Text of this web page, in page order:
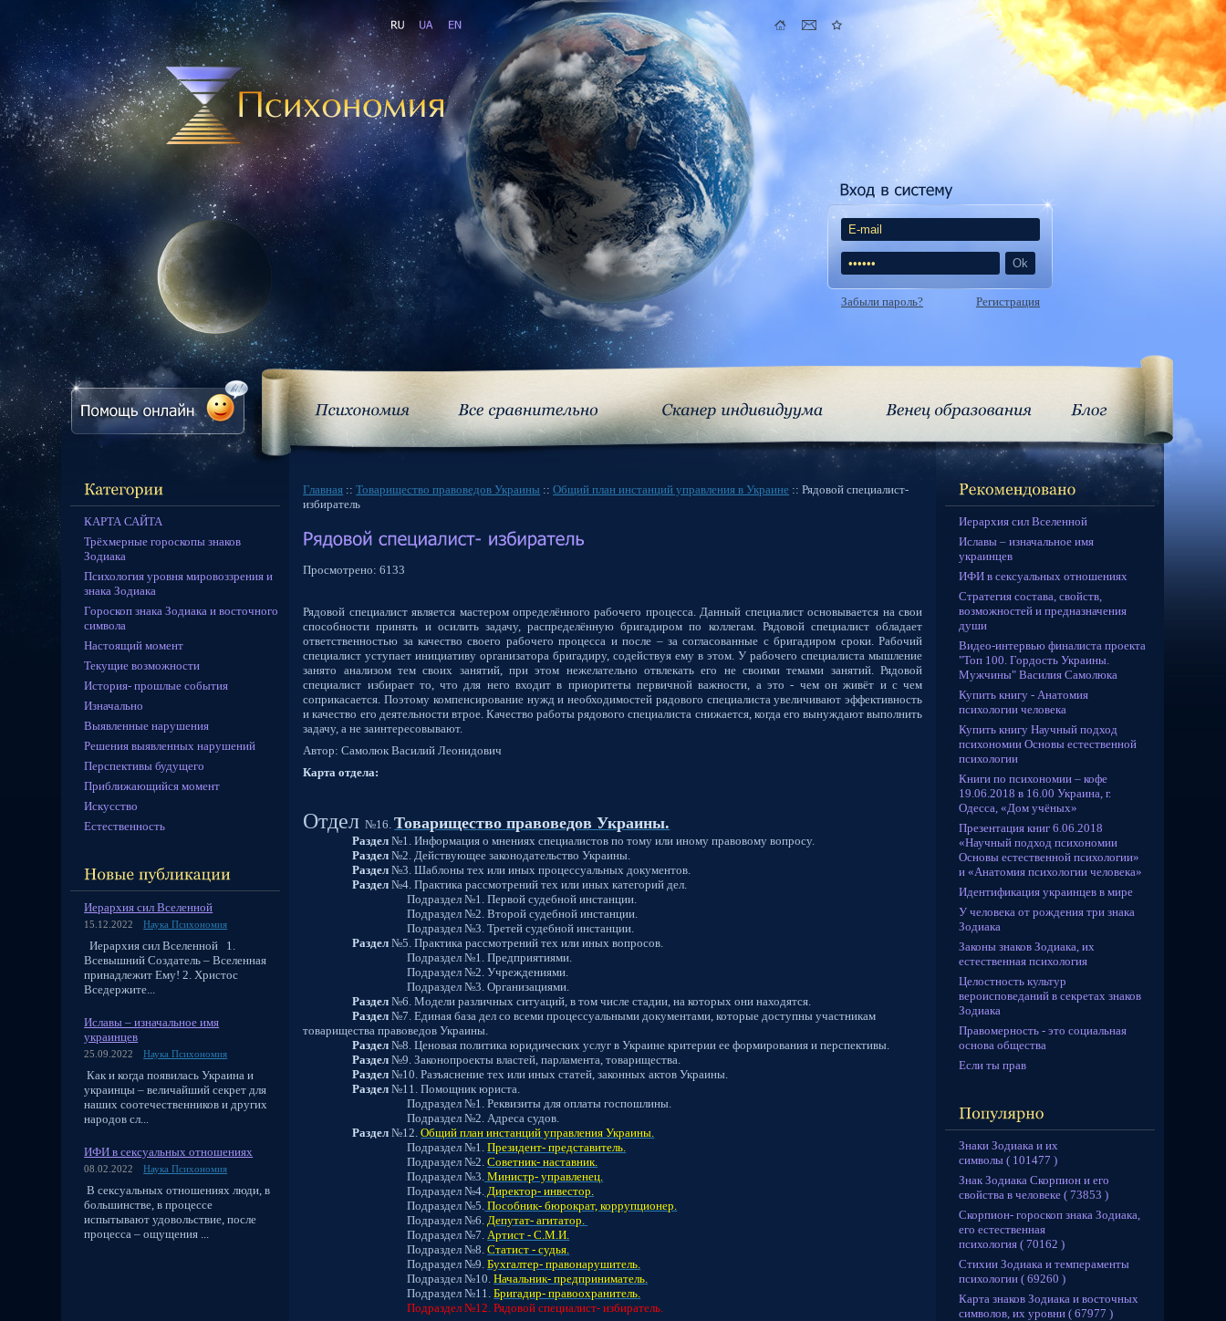
Забыли пароль? Регистрация
КАРТА САЙТА
Трёхмерные гороскопы знаков
Зодиака
Психология уровня мировоззрения и
знака Зодиака
Гороскоп знака Зодиака и восточного
символа
Настоящий момент
Текущие возможности
История- прошлые события
Изначально
Выявленные нарушения
Решения выявленных нарушений
Перспективы будущего
Приближающийся момент
Искусство
Естественность
Иерархия сил Вселенной
15.12.2022 Наука Психономия
Иерархия сил Вселенной 1.
Всевышний Создатель – Вселенная
принадлежит Ему! 2. Христос
Вседержите...
Иславы – изначальное имя
украинцев
25.09.2022 Наука Психономия
Как и когда появилась Украина и
украинцы – величайший секрет для
наших соотечественников и других
народов сл...
ИФИ в сексуальных отношениях
08.02.2022 Наука Психономия
В сексуальных отношениях люди, в
большинстве, в процессе
испытывают удовольствие, после
процесса – ощущения ...
Главная ::Товарищество правоведов Украины ::Общий план инстанций управления в Украине :: Рядовой специалист-
избиратель
Просмотрено:6133
Рядовой специалист является мастером определённого рабочего процесса. Данный специалист основывается на свои
способности принять и осилить задачу, распределённую бригадиром по коллегам. Рядовой специалист обладает
ответственностью за качество своего рабочего процесса и после – за согласованные с бригадиром сроки. Рабочий
специалист уступает инициативу организатора бригадиру, содействуя ему в этом. У рабочего специалиста мышление
занято анализом тем своих занятий, при этом нежелательно отвлекать его не своими темами занятий. Рядовой
специалист избирает то, что для него входит в приоритеты первичной важности, а это - чем он живёт и с чем
соприкасается. Поэтому компенсирование нужд и необходимостей рядового специалиста увеличивают эффективность
и качество его деятельности втрое. Качество работы рядового специалиста снижается, когда его вынуждают выполнить
задачу, а не заинтересовывают.
Автор: Самолюк Василий Леонидович
Карта отдела:
Отдел №16.Товарищество правоведов Украины.
Раздел №1. Информация о мнениях специалистов по тому или иному правовому вопросу.
Раздел №2. Действующее законодательство Украины.
Раздел №3. Шаблоны тех или иных процессуальных документов.
Раздел №4. Практика рассмотрений тех или иных категорий дел.
Подраздел №1. Первой судебной инстанции.
Подраздел №2. Второй судебной инстанции.
Подраздел №3. Третей судебной инстанции.
Раздел №5. Практика рассмотрений тех или иных вопросов.
Подраздел №1. Предприятиями.
Подраздел №2. Учреждениями.
Подраздел №3. Организациями.
Раздел №6. Модели различных ситуаций, в том числе стадии, на которых они находятся.
Раздел №7. Единая база дел со всеми процессуальными документами, которые доступны участникам
товарищества правоведов Украины.
Раздел №8. Ценовая политика юридических услуг в Украине критерии ее формирования и перспективы.
Раздел №9. Законопроекты властей, парламента, товарищества.
Раздел №10. Разъяснение тех или иных статей, законных актов Украины.
Раздел №11. Помощник юриста.
Подраздел №1. Реквизиты для оплаты госпошлины.
Подраздел №2. Адреса судов.
Раздел №12.Общий план инстанций управления Украины.
Подраздел №1.Президент- представитель.
Подраздел №2.Советник- наставник.
Подраздел №3. Министр- управленец.
Подраздел №4. Директор- инвестор.
Подраздел №5. Пособник- бюрократ, коррупционер.
Подраздел №6.Депутат- агитатор.
Подраздел №7.Артист - С.М.И.
Подраздел №8.Статист - судья.
Подраздел №9.Бухгалтер- правонарушитель.
Подраздел №10.Начальник- предприниматель.
Подраздел №11.Бригадир- правоохранитель.
Подраздел №12. Рядовой специалист- избиратель.
Иерархия сил Вселенной
Иславы – изначальное имя
украинцев
ИФИ в сексуальных отношениях
Стратегия состава, свойств,
возможностей и предназначения
души
Видео-интервью финалиста проекта
"Топ 100. Гордость Украины.
Мужчины" Василия Самолюка
Купить книгу - Анатомия
психологии человека
Купить книгу Научный подход
психономии Основы естественной
психологии
Книги по психономии – кофе
19.06.2018 в 16.00 Украина, г.
Одесса, «Дом учёных»
Презентация книг 6.06.2018
«Научный подход психономии
Основы естественной психологии»
и «Анатомия психологии человека»
Идентификация украинцев в мире
У человека от рождения три знака
Зодиака
Законы знаков Зодиака, их
естественная психология
Целостность культур
вероисповеданий в секретах знаков
Зодиака
Правомерность - это социальная
основа общества
Если ты прав
Знаки Зодиака и их
символы ( 101477 )
Знак Зодиака Скорпион и его
свойства в человеке ( 73853 )
Скорпион- гороскоп знака Зодиака,
его естественная
психология ( 70162 )
Стихии Зодиака и темпераменты
психологии ( 69260 )
Карта знаков Зодиака и восточных
символов, их уровни ( 67977 )